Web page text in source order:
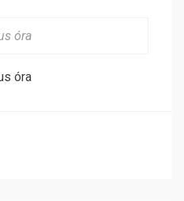
óra
óra